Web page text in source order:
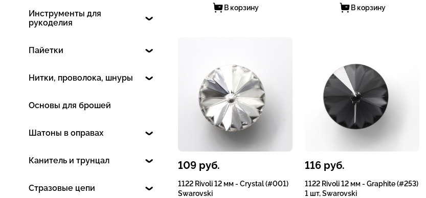
Инструменты для
рукоделия
Пайетки
Нитки, проволока, шнуры
Основы для брошей
Шатоны в оправах
Канитель и трунцал
Стразовые цепи
В корзину В корзину
109 руб.
1122 Rivoli 12 мм - Crystal (#001)
Swarovski
116 руб.
1122 Rivoli 12 мм - Graphite (#253)
1 шт, Swarovski